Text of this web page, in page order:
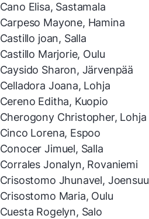
Cano Elisa, Sastamala
Carpeso Mayone, Hamina
Castillo joan, Salla
Castillo Marjorie, Oulu
Caysido Sharon, Järvenpää
Celladora Joana, Lohja
Cereno Editha, Kuopio
Cherogony Christopher, Lohja
Cinco Lorena, Espoo
Conocer Jimuel, Salla
Corrales Jonalyn, Rovaniemi
Crisostomo Jhunavel, Joensuu
Crisostomo Maria, Oulu
Cuesta Rogelyn, Salo